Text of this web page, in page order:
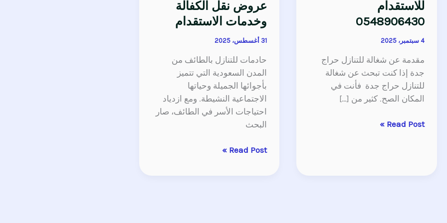
للاستقدام
0548906430
4 سبتمبر، 2025
مقدمة عن شغالة للتنازل حراج
جدة إذا كنت تبحث عن شغالة
للتنازل حراج جدة فأنت في
المكان الصح. كثير من […]
Read Post »
عروض نقل الكفالة
وخدمات الاستقدام
31 أغسطس، 2025
حادمات للتنازل بالطائف من
المدن السعودية التي تتميز
بأجوائها الجميلة وحياتها
الاجتماعية النشيطة. ومع ازدياد
احتياجات الأسر في الطائف، صار
البحث
Read Post »